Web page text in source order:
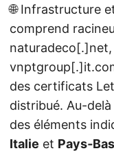
🌐 Infrastructure
comprend
des certificats
distribué. Au-
des éléments
Italie et Pays‑Bas